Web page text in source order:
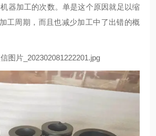
器加工的次数。单是这个原因就足以缩
工周期，而且也减少加工中了出错的概